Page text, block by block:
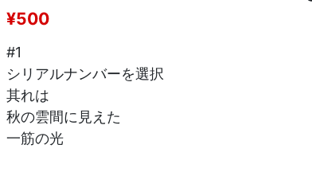
¥500
#1
シリアルナンバーを選択
其れは
秋の雲間に見えた
一筋の光